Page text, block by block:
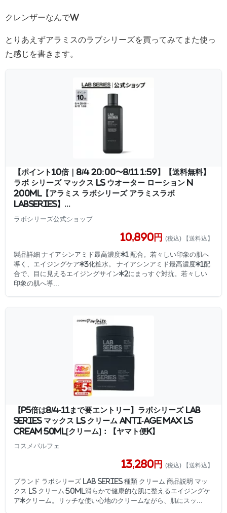
クレンザーなんでw
とりあえずアラミスのラブシリーズを買ってみてまた使っ
た感じを書きます。
【ポイント10倍｜8/4 20:00〜8/11 1:59】【送料無料】
ラボ シリーズ マックス LS ウオーター ローション N
200mL【アラミス ラボシリーズ アラミスラボ
LABSERIES】...
ラボシリーズ公式ショップ
10,890円 (税込) 【送料込】
製品詳細 ナイアシンアミド最高濃度*1 配合。若々しい印象の肌へ
導く、エイジングケア*3化粧水。 ナイアシンアミド最高濃度*1配
合で、目に見えるエイジングサイン*2にまっすぐ対抗。若々しい
印象の肌へ導...
【P5倍は8/4-11まで要エントリー】ラボシリーズ LAB
SERIES マックス LS クリーム ANTI-AGE MAX LS
CREAM 50ml[クリーム]：【ヤマト便k】
コスメパルフェ
13,280円 (税込) 【送料込】
ブランド ラボシリーズ LAB SERIES 種類 クリーム 商品説明 マッ
クス LS クリーム 50ml滑らかで健康的な肌に整えるエイジングケ
ア*クリーム。リッチな使い心地のクリームながら、肌にスッ...